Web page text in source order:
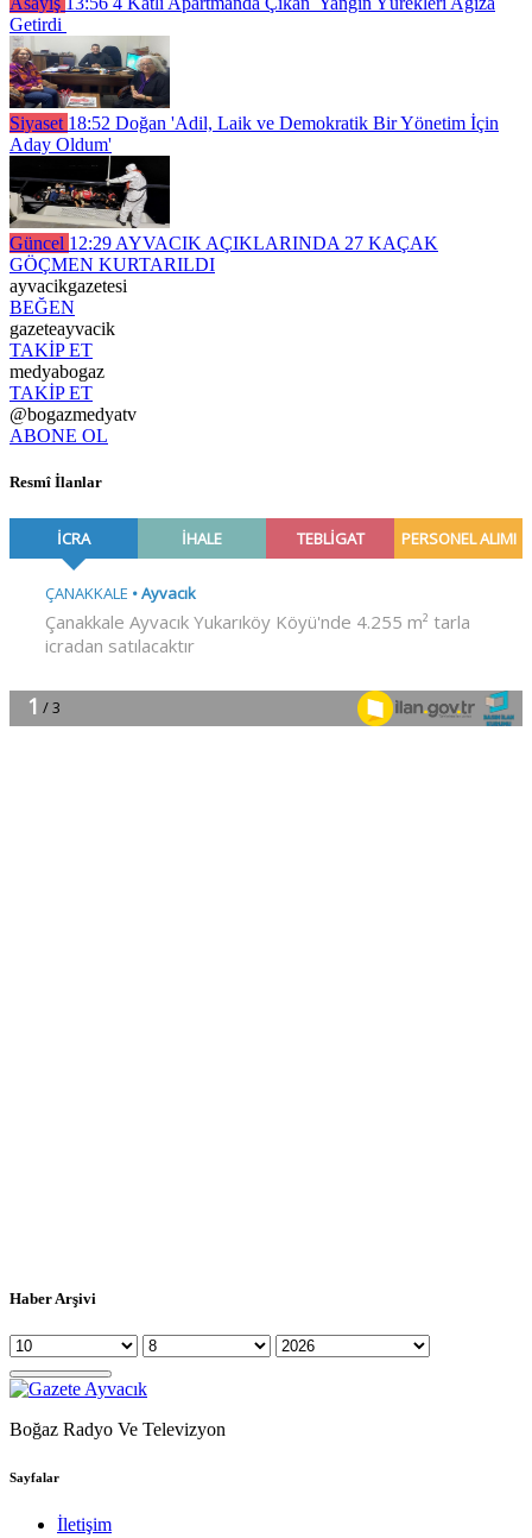
Getirdi
Siyaset 18:52 Doğan 'Adil, Laik ve Demokratik Bir Yönetim İçin
Aday Oldum'
Güncel 12:29 AYVACIK AÇIKLARINDA 27 KAÇAK
GÖÇMEN KURTARILDI
ayvacikgazetesi
BEĞEN
gazeteayvacik
TAKİP ET
medyabogaz
TAKİP ET
@bogazmedyatv
ABONE OL
Resmî İlanlar
Haber Arşivi
Boğaz Radyo Ve Televizyon
Sayfalar
İletişim